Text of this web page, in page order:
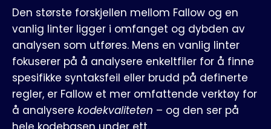
Den største forskjellen mellom Fallow og en
vanlig linter ligger i omfanget og dybden av
analysen som utføres. Mens en vanlig linter
fokuserer på å analysere enkeltfiler for å finne
spesifikke syntaksfeil eller brudd på definerte
regler, er Fallow et mer omfattende verktøy for
å analysere kodekvaliteten – og den ser på